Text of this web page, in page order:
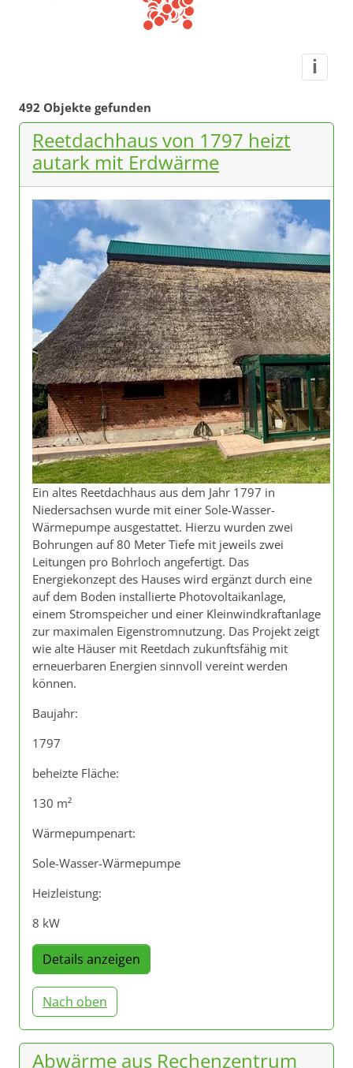
i
492 Objekte gefunden
Reetdachhaus von 1797 heizt
autark mit Erdwärme
Ein altes Reetdachhaus aus dem Jahr 1797 in
Niedersachsen wurde mit einer Sole-Wasser-
Wärmepumpe ausgestattet. Hierzu wurden zwei
Bohrungen auf 80 Meter Tiefe mit jeweils zwei
Leitungen pro Bohrloch angefertigt. Das
Energiekonzept des Hauses wird ergänzt durch eine
auf dem Boden installierte Photovoltaikanlage,
einem Stromspeicher und einer Kleinwindkraftanlage
zur maximalen Eigenstromnutzung. Das Projekt zeigt
wie alte Häuser mit Reetdach zukunftsfähig mit
erneuerbaren Energien sinnvoll vereint werden
können.
Baujahr:
1797
beheizte Fläche:
130 m²
Wärmepumpenart:
Sole-Wasser-Wärmepumpe
Heizleistung:
8 kW
Details anzeigen
Nach oben
Abwärme aus Rechenzentrum